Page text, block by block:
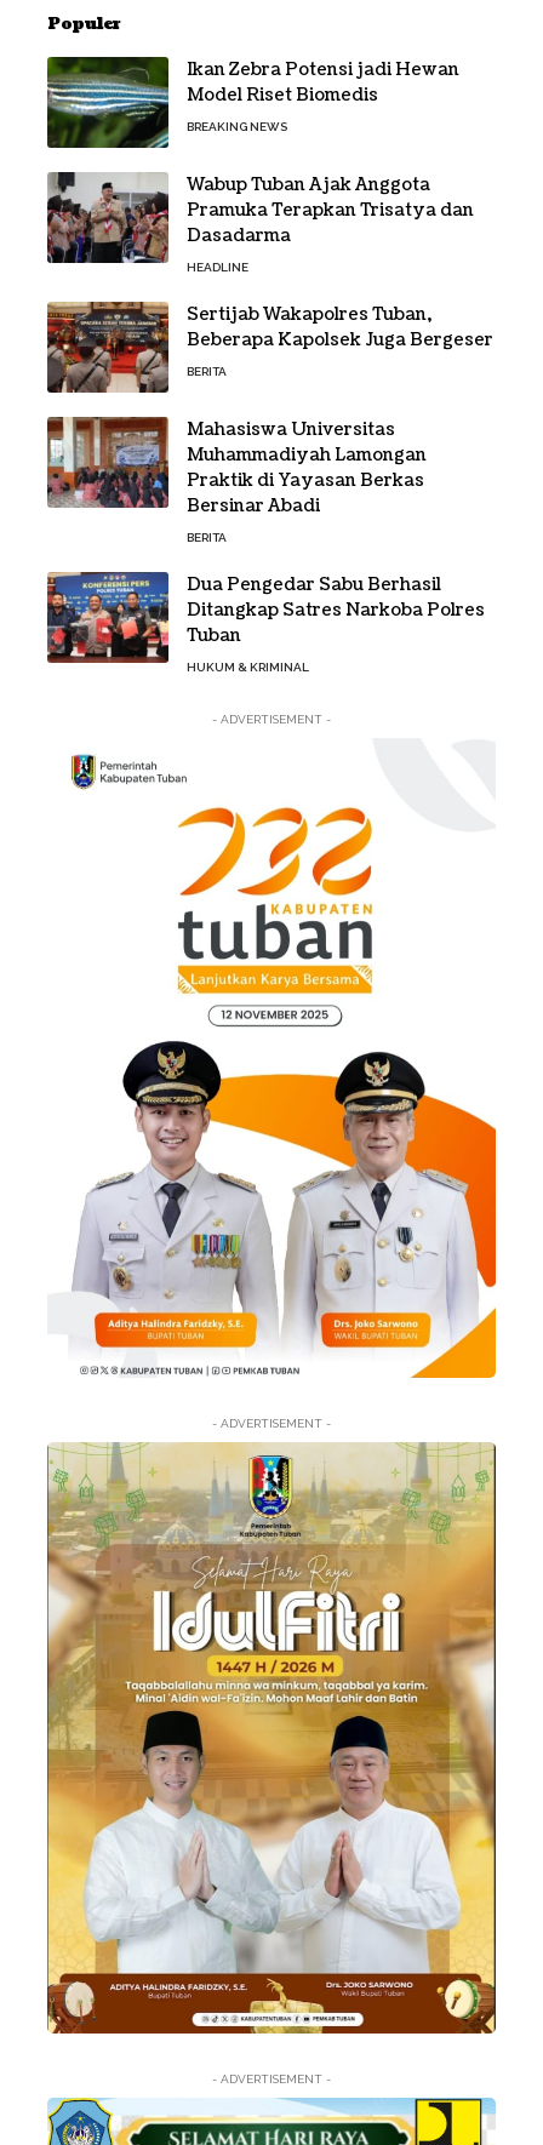
Populer
Ikan Zebra Potensi jadi Hewan
Model Riset Biomedis
BREAKING NEWS
Wabup Tuban Ajak Anggota
Pramuka Terapkan Trisatya dan
Dasadarma
HEADLINE
Sertijab Wakapolres Tuban,
Beberapa Kapolsek Juga Bergeser
BERITA
Mahasiswa Universitas
Muhammadiyah Lamongan
Praktik di Yayasan Berkas
Bersinar Abadi
BERITA
Dua Pengedar Sabu Berhasil
Ditangkap Satres Narkoba Polres
Tuban
HUKUM & KRIMINAL
- ADVERTISEMENT -
- ADVERTISEMENT -
- ADVERTISEMENT -